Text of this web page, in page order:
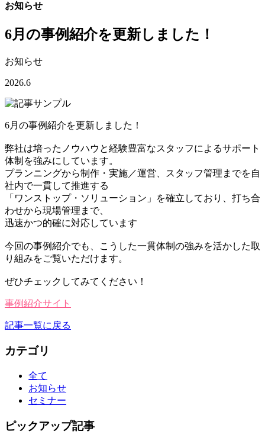
お知らせ
6月の事例紹介を更新しました！
お知らせ
2026.6
6月の事例紹介を更新しました！
弊社は培ったノウハウと経験豊富なスタッフによるサポート
体制を強みにしています。
プランニングから制作・実施／運営、スタッフ管理までを自
社内で一貫して推進する
「ワンストップ・ソリューション」を確立しており、打ち合
わせから現場管理まで、
迅速かつ的確に対応しています
今回の事例紹介でも、こうした一貫体制の強みを活かした取
り組みをご覧いただけます。
ぜひチェックしてみてください！
事例紹介サイト
記事一覧に戻る
カテゴリ
全て
お知らせ
セミナー
ピックアップ記事